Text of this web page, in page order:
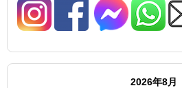
2026年8月